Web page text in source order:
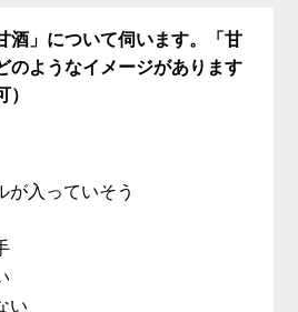
酒」について伺います。「甘
のようなイメージがあります
）
が入っていそう
い